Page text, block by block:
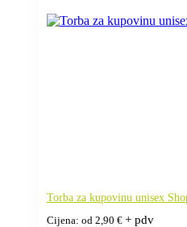
Torba za kupovinu unisex
Cijena: od 2,90 € + pdv